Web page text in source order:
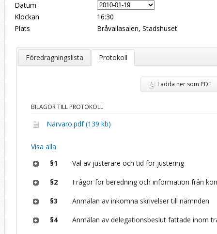
Datum
Klockan
16:30
Plats
Bråvallasalen, Stadshuset
Föredragningslista Protokoll
Ladda ner som PDF
BILAGOR TILL PROTOKOLL
Närvaro.pdf (139 kb)
Visa alla
§1
Val av justerare och tid för justering
§2 Frågor för beredning och information från
§3 Anmälan av inkomna skrivelser till nämnden
§4 Anmälan av delegationsbeslut fattade inom